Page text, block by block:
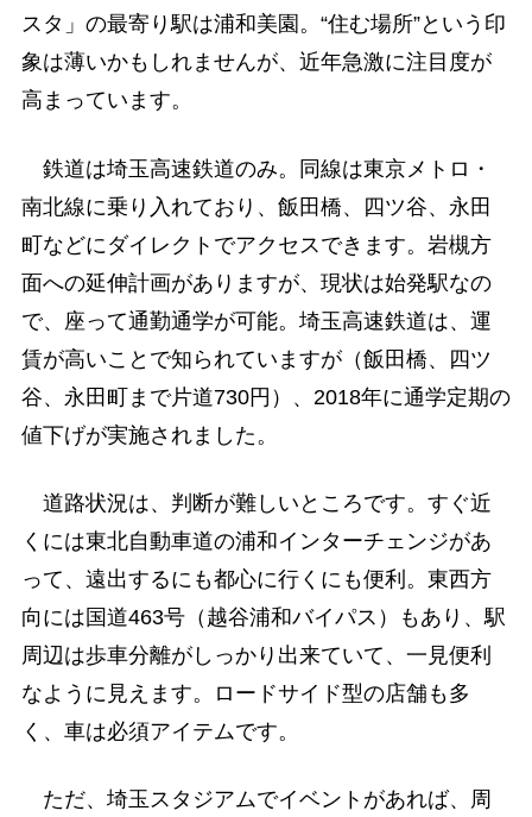
スタ」の最寄り駅は浦和美園。“住む場所”という印
象は薄いかもしれませんが、近年急激に注目度が
高まっています。
鉄道は埼玉高速鉄道のみ。同線は東京メトロ・
南北線に乗り入れており、飯田橋、四ツ谷、永田
町などにダイレクトでアクセスできます。岩槻方
面への延伸計画がありますが、現状は始発駅なの
で、座って通勤通学が可能。埼玉高速鉄道は、運
賃が高いことで知られていますが（飯田橋、四ツ
谷、永田町まで片道730円）、2018年に通学定期の
値下げが実施されました。
道路状況は、判断が難しいところです。すぐ近
くには東北自動車道の浦和インターチェンジがあ
って、遠出するにも都心に行くにも便利。東西方
向には国道463号（越谷浦和バイパス）もあり、駅
周辺は歩車分離がしっかり出来ていて、一見便利
なように見えます。ロードサイド型の店舗も多
く、車は必須アイテムです。
ただ、埼玉スタジアムでイベントがあれば、周